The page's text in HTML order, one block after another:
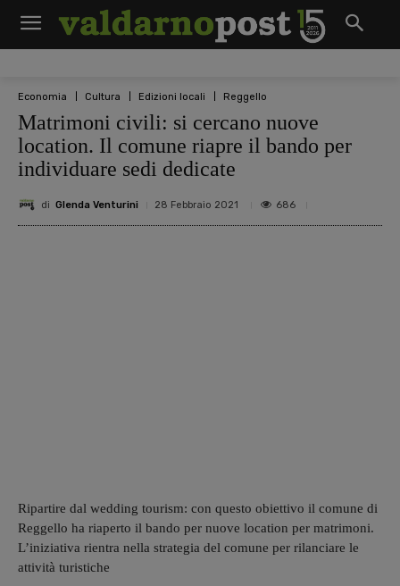
Economia Cultura Edizioni locali Reggello
Matrimoni civili: si cercano nuove
location. Il comune riapre il bando per
individuare sedi dedicate
di Glenda Venturini 28 Febbraio 2021 686
Ripartire dal wedding tourism: con questo obiettivo il comune di
Reggello ha riaperto il bando per nuove location per matrimoni.
L’iniziativa rientra nella strategia del comune per rilanciare le
attività turistiche